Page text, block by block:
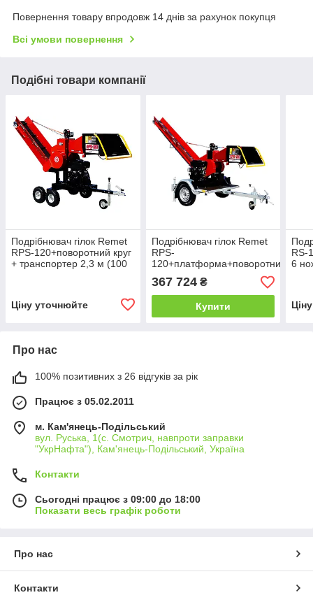
Повернення товару впродовж 14 днів за рахунок покупця
Всі умови повернення
Подібні товари компанії
Подрібнювач гілок Remet
RPS-120+поворотний круг
+ транспортер 2,3 м (100
Ціну уточнюйте
Подрібнювач гілок Remet
RPS-
120+платформа+поворотний
круг + транспортер 2,3 м
(100 мм, 6 ножів, 16 к.с./
бензин)
367 724₴
Купити
RS-
6
Про нас
100% позитивних з 26 відгуків за рік
Працює з 05.02.2011
м. Кам'янець-Подільський
вул. Руська, 1(с. Смотрич, навпроти заправки
"УкрНафта"), Кам'янець-Подільський, Україна
Контакти
Сьогодні працює з 09:00 до 18:00
Показати весь графік роботи
Про нас
Контакти